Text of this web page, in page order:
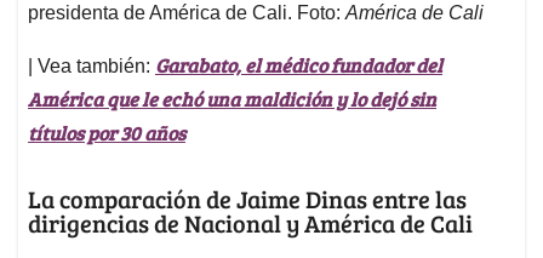
presidenta de América de Cali. Foto: América de Cali
| Vea también: Garabato, el médico fundador del
América que le echó una maldición y lo dejó sin
títulos por 30 años
La comparación de Jaime Dinas entre las
dirigencias de Nacional y América de Cali